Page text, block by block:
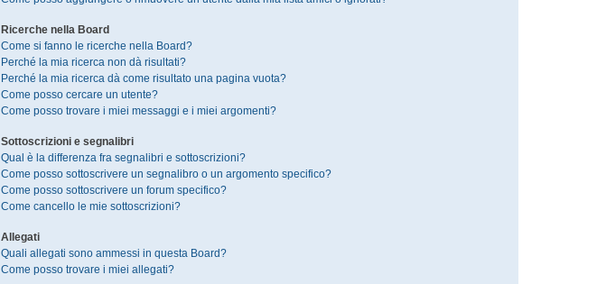
Ricerche nella Board
Come si fanno le ricerche nella Board?
Perché la mia ricerca non dà risultati?
Perché la mia ricerca dà come risultato una pagina vuota?
Come posso cercare un utente?
Come posso trovare i miei messaggi e i miei argomenti?
Sottoscrizioni e segnalibri
Qual è la differenza fra segnalibri e sottoscrizioni?
Come posso sottoscrivere un segnalibro o un argomento specifico?
Come posso sottoscrivere un forum specifico?
Come cancello le mie sottoscrizioni?
Allegati
Quali allegati sono ammessi in questa Board?
Come posso trovare i miei allegati?